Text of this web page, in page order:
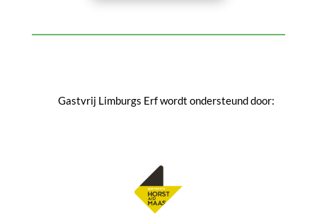
Gastvrij Limburgs Erf wordt ondersteund door: